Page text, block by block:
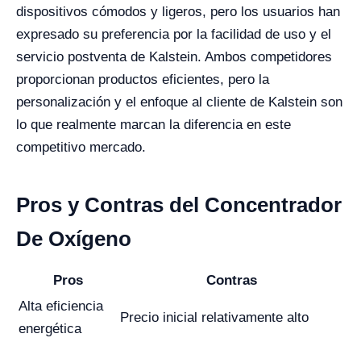
dispositivos cómodos y ligeros, pero los usuarios han
expresado su preferencia por la facilidad de uso y el
servicio postventa de Kalstein. Ambos competidores
proporcionan productos eficientes, pero la
personalización y el enfoque al cliente de Kalstein son
lo que realmente marcan la diferencia en este
competitivo mercado.
Pros y Contras del Concentrador
De Oxígeno
Pros
Contras
Alta eficiencia
energética
Precio inicial relativamente alto